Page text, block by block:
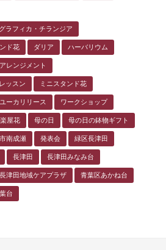
ラフィカ・チランジア
ド花 ダリア ハーバリウム
レンジメント
ッスン ミニスタンド花
ユーカリリース ワークショップ
楽屋花 母の日 母の日の鉢物ギフト
南成瀬 発表会 緑区長津田
長津田 長津田みなみ台
長津田地域ケアプラザ 青葉区あかね台
台